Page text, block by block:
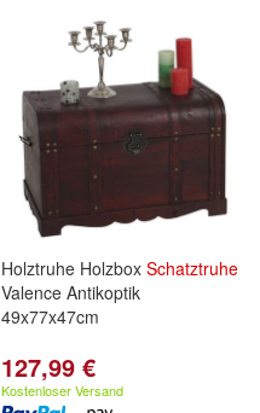
Holztruhe Holzbox Schatztruhe
Valence Antikoptik
49x77x47cm
127,99 €
Kostenloser Versand